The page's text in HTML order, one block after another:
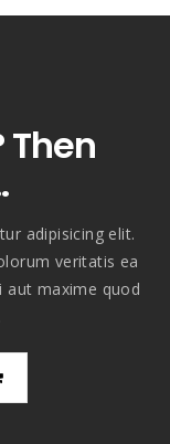
Then
adipisicing elit.
veritatis ea
aut maxime quod